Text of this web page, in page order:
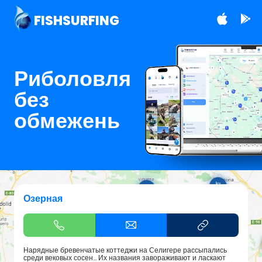
FISHSURFING
Риболовля
без
обмежень
Озерная
Нарядные бревенчатые коттеджи на Селигере рассыпались
среди вековых сосен… Их названия завораживают и ласкают